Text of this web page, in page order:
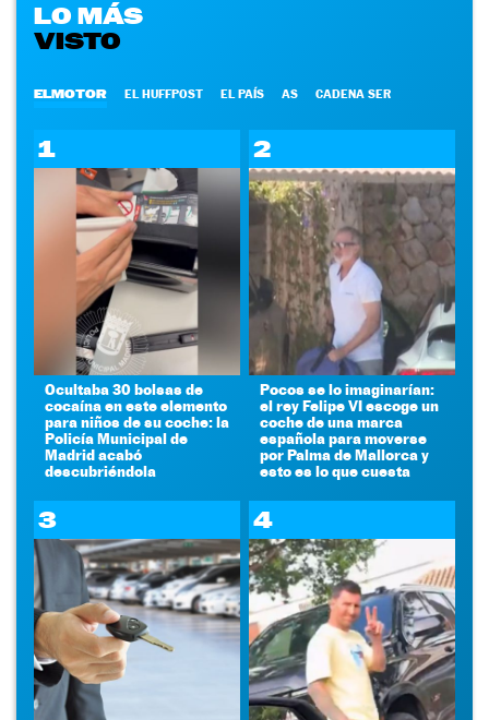
LO MÁS
VISTO
ELMOTOR EL HUFFPOST EL PAÍS AS CADENA SER
1
Ocultaba 30 bolsas de
cocaína en este elemento
para niños de su coche: la
Policía Municipal de
Madrid acabó
descubriéndola
2
Pocos se lo imaginarían:
el rey Felipe VI escoge un
coche de una marca
española para moverse
por Palma de Mallorca y
esto es lo que cuesta
3 4